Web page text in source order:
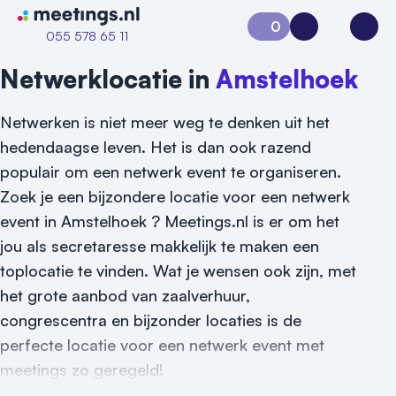
Naar home van Meetings
055 578 65 11
Vraag locatie aan
0
Aanvraag 0Inloggen
Netwerklocatie in Amstelhoek
Netwerken is niet meer weg te denken uit het
hedendaagse leven. Het is dan ook razend
populair om een netwerk event te organiseren.
Zoek je een bijzondere locatie voor een netwerk
event in Amstelhoek ? Meetings.nl is er om het
jou als secretaresse makkelijk te maken een
toplocatie te vinden. Wat je wensen ook zijn, met
het grote aanbod van zaalverhuur,
congrescentra en bijzonder locaties is de
perfecte locatie voor een netwerk event met
meetings zo geregeld!